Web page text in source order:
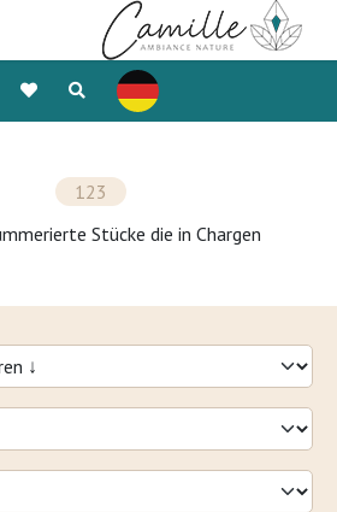
123
Stücke die in Chargen